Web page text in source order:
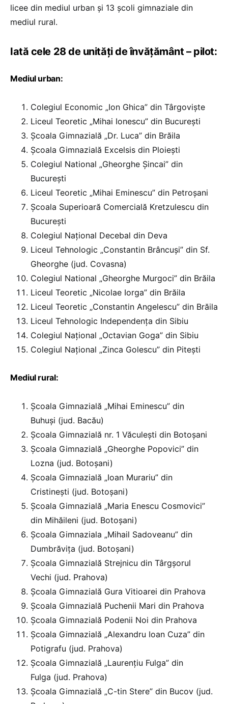
licee din mediul urban și 13 școli gimnaziale din
mediul rural.
Iată cele 28 de unități de învățământ – pilot:
Mediul urban:
Colegiul Economic „Ion Ghica” din Târgoviște
Liceul Teoretic „Mihai Ionescu” din București
Școala Gimnazială „Dr. Luca” din Brăila
Școala Gimnazială Excelsis din Ploiești
Colegiul National „Gheorghe Șincai” din
București
Liceul Teoretic „Mihai Eminescu” din Petroșani
Școala Superioară Comercială Kretzulescu din
București
Colegiul Național Decebal din Deva
Liceul Tehnologic „Constantin Brâncuși” din Sf.
Gheorghe (jud. Covasna)
Colegiul National „Gheorghe Murgoci” din Brăila
Liceul Teoretic „Nicolae Iorga” din Brăila
Liceul Teoretic „Constantin Angelescu” din Brăila
Liceul Tehnologic Independența din Sibiu
Colegiul Național „Octavian Goga” din Sibiu
Colegiul Național „Zinca Golescu” din Pitești
Mediul rural:
Școala Gimnazială „Mihai Eminescu” din
Buhuși (jud. Bacău)
Școala Gimnazială nr. 1 Văculești din Botoșani
Școala Gimnazială „Gheorghe Popovici” din
Lozna (jud. Botoșani)
Școala Gimnazială „Ioan Murariu” din
Cristinești (jud. Botoșani)
Școala Gimnazială „Maria Enescu Cosmovici”
din Mihăileni (jud. Botoșani)
Școala Gimnaziala „Mihail Sadoveanu” din
Dumbrăvița (jud. Botoșani)
Școala Gimnazială Strejnicu din Târgșorul
Vechi (jud. Prahova)
Școala Gimnazială Gura Vitioarei din Prahova
Școala Gimnazială Puchenii Mari din Prahova
Școala Gimnazială Podenii Noi din Prahova
Școala Gimnazială „Alexandru Ioan Cuza” din
Potigrafu (jud. Prahova)
Școala Gimnazială „Laurențiu Fulga” din
Fulga (jud. Prahova)
Școala Gimnazială „C-tin Stere” din Bucov (jud.